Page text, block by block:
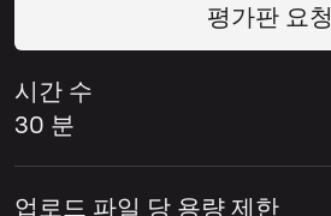
평가판 요청
시간 수
30 분
업로드 파일 당 용량 제한